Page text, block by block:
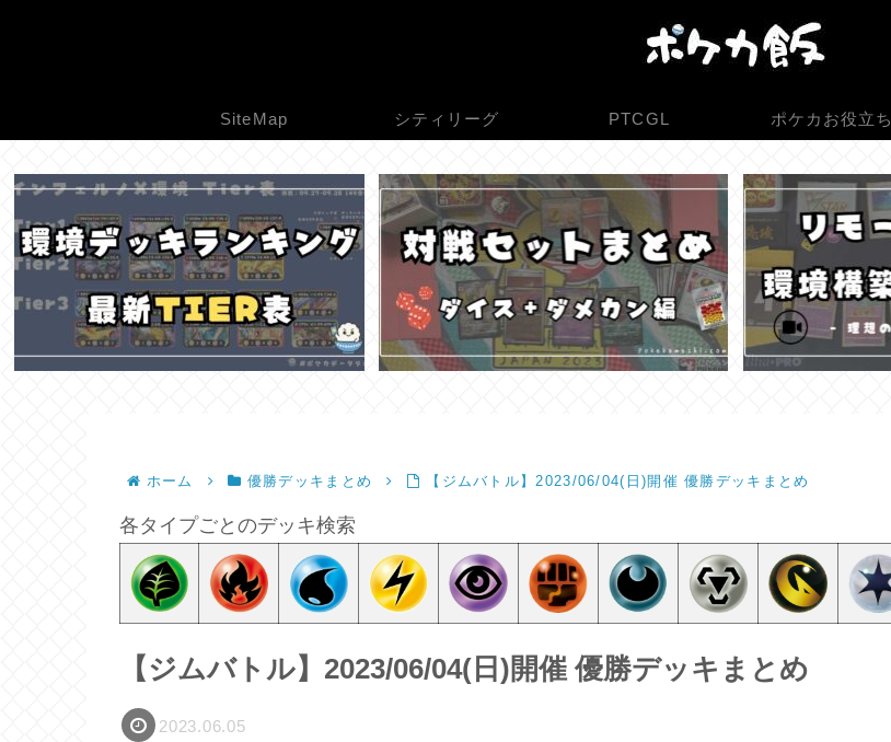
SiteMap シティリーグ PTCGL ポケカお役立ち
ホーム 優勝デッキまとめ 【ジムバトル】2023/06/04(日)開催 優勝デッキまとめ
各タイプごとのデッキ検索
【ジムバトル】2023/06/04(日)開催 優勝デッキまとめ
2023.06.05